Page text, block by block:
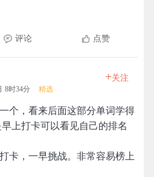
评论 点赞
8时34分 精选
+关注
个，看来后面这部分单词学得
上打卡可以看见自己的排名
卡，一早挑战。非常容易榜上